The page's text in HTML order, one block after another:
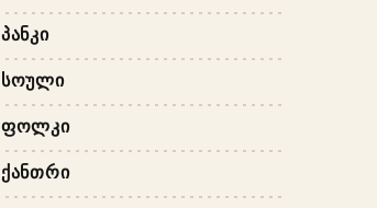
ᲞᲐᲜᲙᲘ
ᲡᲝᲣᲚᲘ
ᲤᲝᲚᲙᲘ
ᲥᲐᲜᲗᲠᲘ